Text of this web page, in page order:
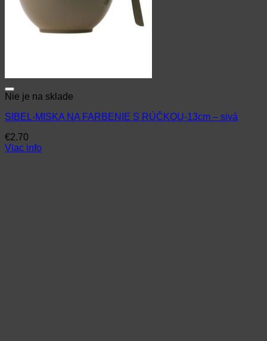
Nie je na sklade
SIBEL-MISKA NA FARBENIE S RÚČKOU-13cm – sivá
€2.70
Viac info